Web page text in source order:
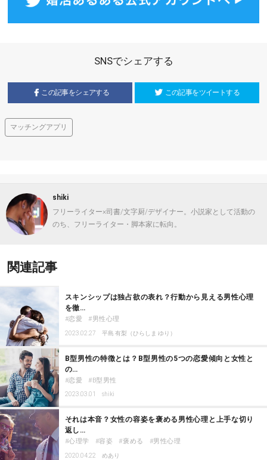
SNSでシェアする
この記事をシェアする この記事をツイートする
マッチングアプリ
shiki
フリーライター×司書/文字厨/デザイナー。小説家として活動の
のち、フリーライター・脚本家に転向。
関連記事
スキンシップは独占欲の表れ？行動から見える男性心理
を徹…
恋愛 男性心理
2023.02.27 平島 有梨（ひらしま ゆり）
B型男性の特徴とは？B型男性の5つの恋愛傾向と女性と
の…
恋愛 B型男性
2023.03.01 shiki
それは本音？女性の容姿を褒める男性心理と上手な切り
返し…
心理学 容姿 褒める 男性心理
2020.04.22 めあり